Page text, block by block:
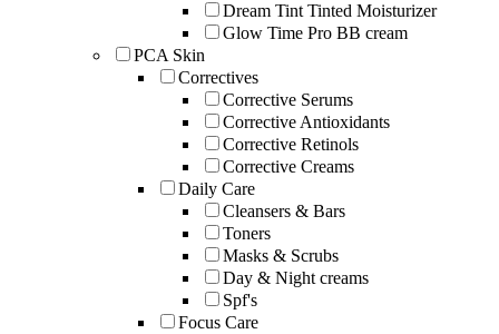
Dream Tint Tinted Moisturizer
Glow Time Pro BB cream
PCA Skin
Correctives
Corrective Serums
Corrective Antioxidants
Corrective Retinols
Corrective Creams
Daily Care
Cleansers & Bars
Toners
Masks & Scrubs
Day & Night creams
Spf's
Focus Care